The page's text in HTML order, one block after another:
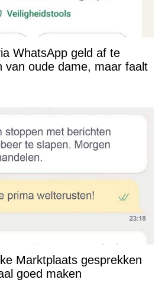
WhatsApp geld af te
van oude dame, maar faalt
Marktplaats gesprekken
goed maken